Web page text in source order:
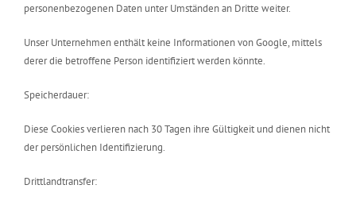
personenbezogenen Daten unter Umständen an Dritte weiter.
Unser Unternehmen enthält keine Informationen von Google, mittels
derer die betroffene Person identifiziert werden könnte.
Speicherdauer:
Diese Cookies verlieren nach 30 Tagen ihre Gültigkeit und dienen nicht
der persönlichen Identifizierung.
Drittlandtransfer: